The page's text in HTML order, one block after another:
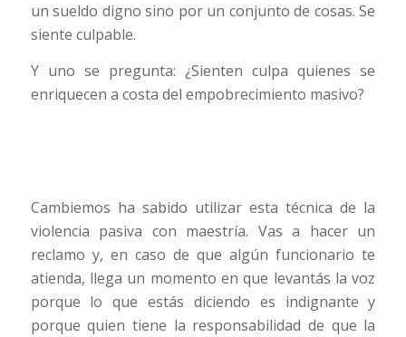
un sueldo digno sino por un conjunto de cosas. Se
siente culpable.
Y uno se pregunta: ¿Sienten culpa quienes se
enriquecen a costa del empobrecimiento masivo?
Cambiemos ha sabido utilizar esta técnica de la
violencia pasiva con maestría. Vas a hacer un
reclamo y, en caso de que algún funcionario te
atienda, llega un momento en que levantás la voz
porque lo que estás diciendo es indignante y
porque quien tiene la responsabilidad de que la